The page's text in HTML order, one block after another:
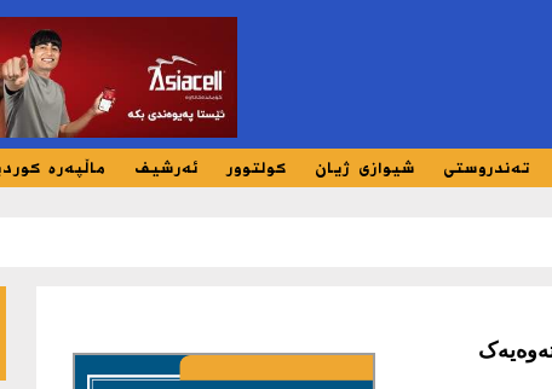
تەندروستی شیوازی ژیان کولتوور ئەرشیف ماڵپەرە